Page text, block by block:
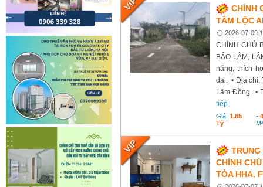
CHÍNH
TÂM LỘC
2026-07-09
CHÍNH CHỦ
BẢO LÂM,
năng, thích
dài. • Địa chỉ:
Lâm Đồng. •
tiếp
Giá:1.85
Tỷ
-
M²
CHÍNH
TÒA HHA,